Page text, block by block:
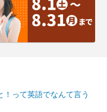
って英語でなんて言う